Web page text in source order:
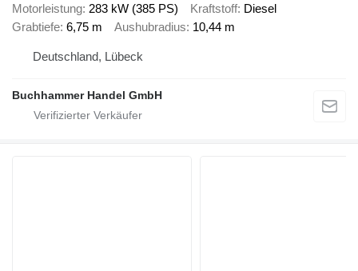
Motorleistung 283 kW (385 PS) Kraftstoff Diesel
Grabtiefe 6,75 m Aushubradius 10,44 m
Deutschland, Lübeck
Buchhammer Handel GmbH